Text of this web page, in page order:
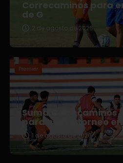
Correcaminos para
de G
2 de agosto de 2026
Premier
Suma Correcaminos
para nuevo torneo en
1 de agosto de 2026